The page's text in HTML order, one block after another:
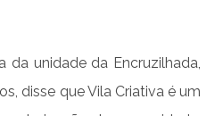
da unidade da Encruzilhada,
disse que Vila Criativa é um